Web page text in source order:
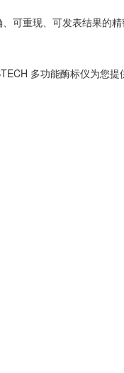
可重现、可发表结果的精
多功能酶标仪为您